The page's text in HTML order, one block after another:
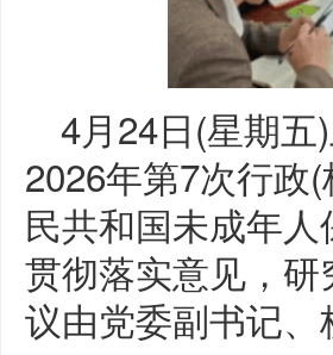
4月24日(星期
2026年第7次行政
民共和国未成年
贯彻落实意见，
议由党委副书记